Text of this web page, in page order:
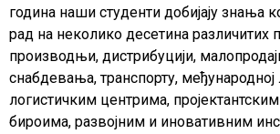
година наши студенти добијају знања
рад на неколико десетина различитих
производњи, дистрибуцији,
снабдевања, транспорту, међународној
логистичким центрима,
бироима, развојним и иновативним